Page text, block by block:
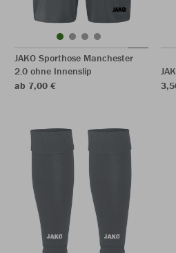
JAKO Sporthose Manchester
2.0 ohne Innenslip
ab 7,00 €